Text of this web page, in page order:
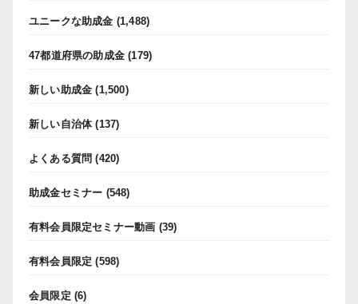
ユニークな助成金 (1,488)
47都道府県の助成金 (179)
新しい助成金 (1,500)
新しい自治体(137)
よくある質問 (420)
助成金セミナー (548)
有料会員限定セミナー動画 (39)
有料会員限定 (598)
会員限定 (6)